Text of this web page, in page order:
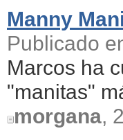
Manny
Publicado
Marcos ha
"manitas"
morgana,